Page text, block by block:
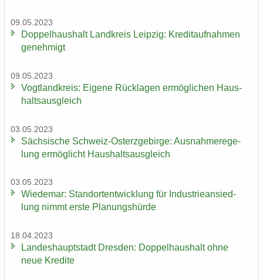
09.05.2023
Dop­pel­haus­halt Land­kreis Leip­zig: Kre­dit­auf­nah­men
ge­neh­migt
09.05.2023
Vogt­land­kreis: Ei­ge­ne Rück­la­gen er­mög­li­chen Haus­
halts­aus­gleich
03.05.2023
Säch­si­sche Schweiz-​Osterzgebirge: Aus­nah­me­re­ge­
lung er­mög­licht Haus­halts­aus­gleich
03.05.2023
Wie­de­mar: Stand­ort­ent­wick­lung für In­dus­trie­an­sied­
lung nimmt erste Pla­nungs­hür­de
18.04.2023
Lan­des­haupt­stadt Dres­den: Dop­pel­haus­halt ohne
neue Kre­di­te